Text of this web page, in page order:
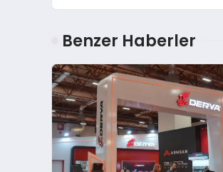
Benzer Haberler